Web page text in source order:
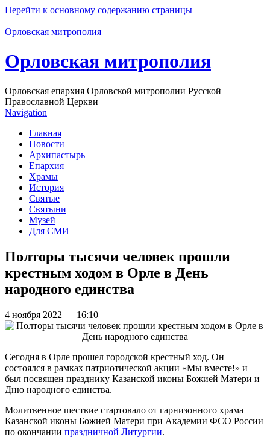
Перейти к основному содержанию страницы
Орловская митрополия
Орловская митрополия
Орловская епархия Орловской митрополии Русской
Православной Церкви
Navigation
Главная
Новости
Архипастырь
Епархия
Храмы
История
Святые
Святыни
Музей
Для СМИ
Полторы тысячи человек прошли
крестным ходом в Орле в День
народного единства
4 ноября 2022 — 16:10
Сегодня в Орле прошел городской крестный ход. Он
состоялся в рамках патриотической акции «Мы вместе!» и
был посвящен празднику Казанской иконы Божией Матери и
Дню народного единства.
Молитвенное шествие стартовало от гарнизонного храма
Казанской иконы Божией Матери при Академии ФСО России
по окончании праздничной Литургии.